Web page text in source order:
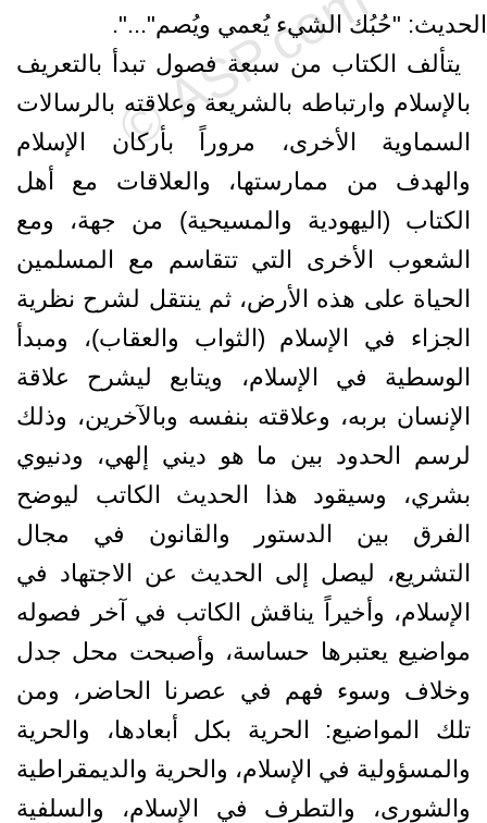
الحديث: "حُبُك الشيء يُعمي ويُصم"...".‏ ‎
‎ يتألف الكتاب من سبعة فصول تبدأ بالتعريف
بالإسلام وارتباطه بالشريعة وعلاقته ‏بالرسالات
السماوية الأخرى، مروراً بأركان الإسلام
والهدف من ممارستها، والعلاقات مع ‏أهل
الكتاب (اليهودية والمسيحية) من جهة، ومع
الشعوب الأخرى التي تتقاسم مع ‏المسلمين
الحياة على هذه الأرض، ثم ينتقل لشرح نظرية
الجزاء في الإسلام (الثواب ‏والعقاب)، ومبدأ
الوسطية في الإسلام، ويتابع ليشرح علاقة
الإنسان بربه، وعلاقته بنفسه ‏وبالآخرين، وذلك
لرسم الحدود بين ما هو ديني إلهي، ودنيوي
بشري، وسيقود هذا الحديث ‏الكاتب ليوضح
الفرق بين الدستور والقانون في مجال
التشريع، ليصل إلى الحديث عن ‏الاجتهاد في
الإسلام، وأخيراً يناقش الكاتب في آخر فصوله
مواضيع يعتبرها حساسة، ‏وأصبحت محل جدل
وخلاف وسوء فهم في عصرنا الحاضر، ومن
تلك المواضيع: الحرية ‏بكل أبعادها، والحرية
والمسؤولية في الإسلام، والحرية والديمقراطية
والشورى، والتطرف في ‏الإسلام، والسلفية